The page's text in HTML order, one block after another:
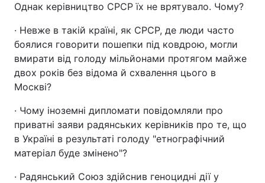
Однак керівництво СРСР їх не врятувало. Чому?
· Невже в такій країні, як СРСР, де люди часто
боялися говорити пошепки під ковдрою, могли
вмирати від голоду мільйонами протягом майже
двох років без відома й схвалення цього в
Москві?
· Чому іноземні дипломати повідомляли про
приватні заяви радянських керівників про те, що
в Україні в результаті голоду "етнографічний
матеріал буде змінено"?
· Радянський Союз здійснив геноцидні дії у